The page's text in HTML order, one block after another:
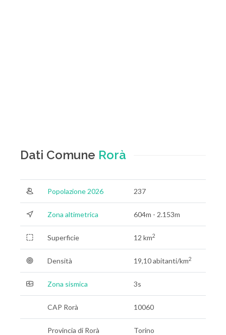
Dati Comune Rorà
Popolazione 2026 237
Zona altimetrica 604m - 2.153m
Superficie 12 km2
Densità 19,10 abitanti/km2
Zona sismica 3s
CAP Rorà 10060
Provincia di Rorà Torino